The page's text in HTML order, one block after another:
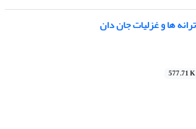
ها و غزلیات جان دان
577.71 K